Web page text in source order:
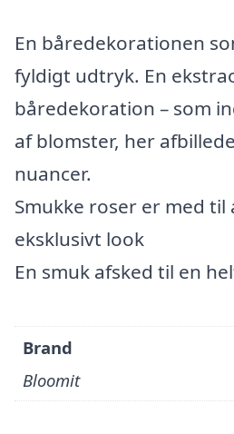
En båredekorationen
fyldigt udtryk. En
båredekoration – som
af blomster, her
nuancer.
Smukke roser er med til
eksklusivt look
En smuk afsked til en
Brand
Bloomit